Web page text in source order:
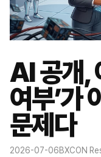
AI 공개,
여부’가
문제다
2026-07-06BXCON